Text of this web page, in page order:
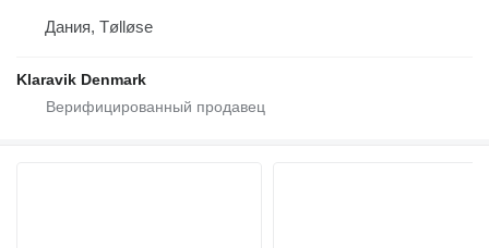
Дания, Tølløse
Klaravik Denmark